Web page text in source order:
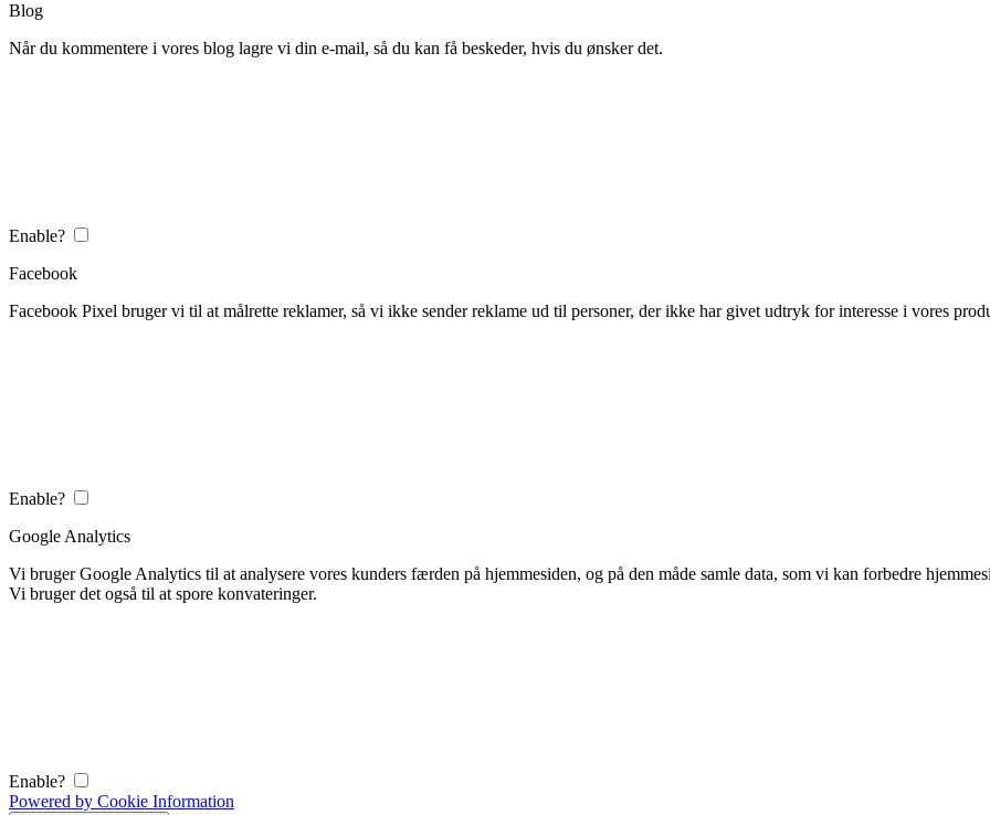
Blog
Når du kommentere i vores blog lagre vi din e-mail, så du kan få beskeder, hvis du ønsker det.
Enable?
Facebook
Facebook Pixel bruger vi til at målrette reklamer, så vi ikke sender reklame ud til personer, der ikke har givet udtryk for interesse i vores
Enable?
Google Analytics
Vi bruger Google Analytics til at analysere vores kunders færden på hjemmesiden, og på den måde samle data, som vi kan forbedre
Vi bruger det også til at spore konvateringer.
Enable?
Powered by Cookie Information